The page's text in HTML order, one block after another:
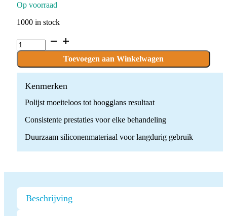
Op voorraad
1000 in stock
Dental
Silicone
Bur
quantity
Toevoegen aan Winkelwagen
Kenmerken
Polijst moeiteloos tot hoogglans resultaat
Consistente prestaties voor elke behandeling
Duurzaam siliconenmateriaal voor langdurig gebruik
Beschrijving